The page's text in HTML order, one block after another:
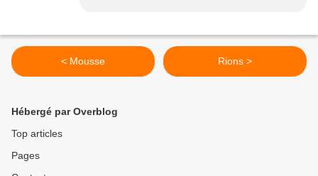
< Mousse Rions >
Hébergé par Overblog
Top articles
Pages